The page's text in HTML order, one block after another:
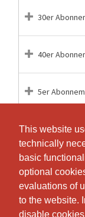
This website
technically
basic
optional
evaluations of
to the website.
disable
This website
technically
basic
optional
evaluations of
to the website.
disable
30er
40er
5er
60er
Einzellektion
Einzellektion